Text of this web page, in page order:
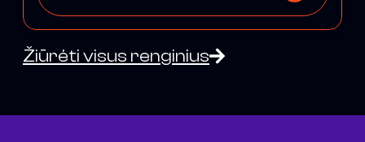
Žiūrėti visus renginius